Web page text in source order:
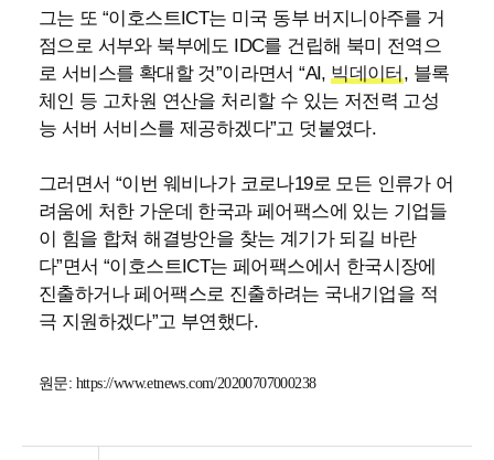
그는 또 “이호스트ICT는 미국 동부 버지니아주를 거
점으로 서부와 북부에도 IDC를 건립해 북미 전역으
로 서비스를 확대할 것”이라면서 “AI,빅데이터, 블록
체인 등 고차원 연산을 처리할 수 있는 저전력 고성
능 서버 서비스를 제공하겠다”고 덧붙였다.
그러면서 “이번 웨비나가 코로나19로 모든 인류가 어
려움에 처한 가운데 한국과 페어팩스에 있는 기업들
이 힘을 합쳐 해결방안을 찾는 계기가 되길 바란
다”면서 “이호스트ICT는 페어팩스에서 한국시장에
진출하거나 페어팩스로 진출하려는 국내기업을 적
극 지원하겠다”고 부연했다.
원문: https://www.etnews.com/20200707000238